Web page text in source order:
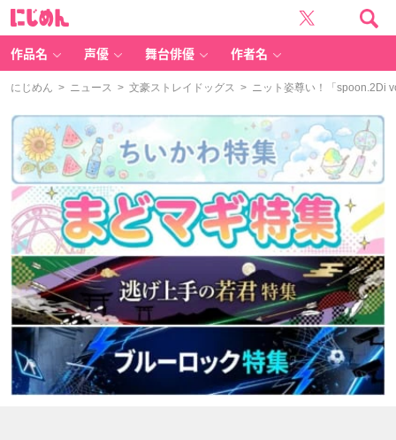
作品名 声優 舞台俳優 作者名
にじめん > ニュース > 文豪ストレイドッグス > ニット姿尊い！「spoon.2Di​